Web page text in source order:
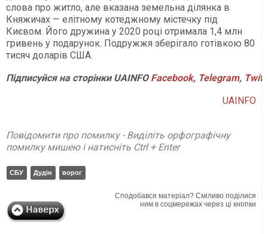
слова про житло, але вказана земельна ділянка в
Княжичах — елітному котеджному містечку під
Києвом. Його дружина у 2020 році отримала 1,4 млн
гривень у подарунок. Подружжя зберігало готівкою 80
тисяч доларів США.
Підписуйся на сторінки UAINFO Facebook, Telegram,
UAINFO
Повідомити про помилку - Виділіть орфографічну
помилку мишею і натисніть Ctrl + Enter
СБУ Дудін ворог
Сподобався матеріал? Сміливо поділися
ним в соцмережах через ці кнопки